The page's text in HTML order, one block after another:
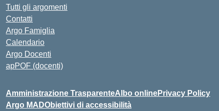
Tutti gli argomenti
Contatti
Argo Famiglia
Calendario
Argo Docenti
apPOF (docenti)
Amministrazione TrasparenteAlbo onlinePrivacy Policy
Argo MADObiettivi di accessibilità